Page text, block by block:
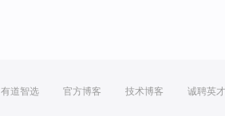
有道智选 官方博客 技术博客 诚聘英才